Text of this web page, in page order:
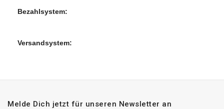
Bezahlsystem:
Versandsystem:
Melde Dich jetzt für unseren Newsletter an